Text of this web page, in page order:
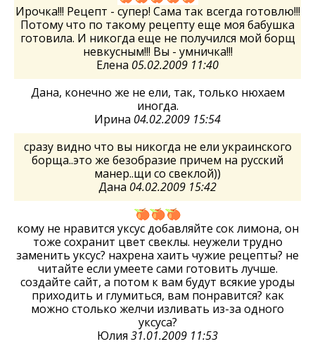
Ирочка!!! Рецепт - супер! Сама так всегда готовлю!!!
Потому что по такому рецепту еще моя бабушка
готовила. И никогда еще не получился мой борщ
невкусным!!! Вы - умничка!!!
Елена 05.02.2009 11:40
Дана, конечно же не ели, так, только нюхаем
иногда.
Ирина 04.02.2009 15:54
сразу видно что вы никогда не ели украинского
борща..это же безобразие причем на русский
манер..щи со свеклой))
Дана 04.02.2009 15:42
кому не нравится уксус добавляйте сок лимона, он
тоже сохранит цвет свеклы. неужели трудно
заменить уксус? нахрена хаить чужие рецепты? не
читайте если умеете сами готовить лучше.
создайте сайт, а потом к вам будут всякие уроды
приходить и глумиться, вам понравится? как
можно столько желчи изливать из-за одного
уксуса?
Юлия 31.01.2009 11:53